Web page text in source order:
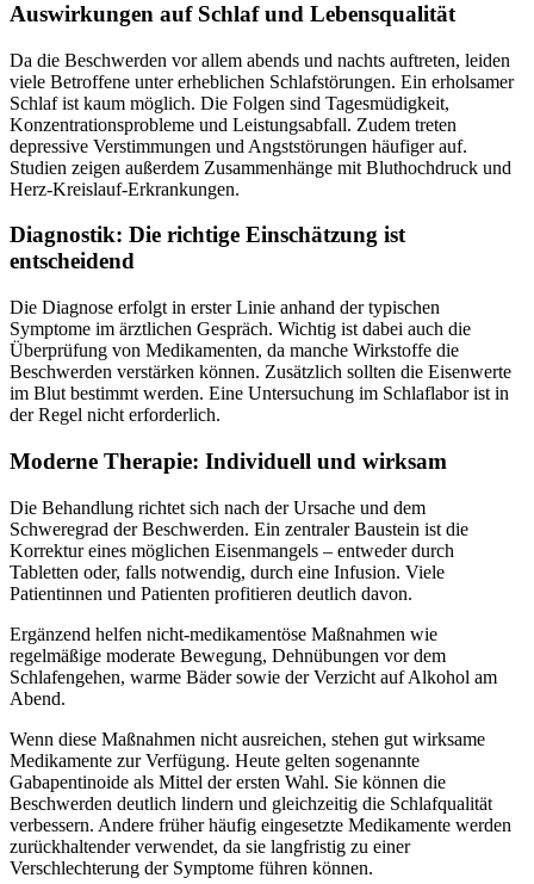
Auswirkungen auf Schlaf und Lebensqualität
Da die Beschwerden vor allem abends und nachts auftreten, leiden
viele Betroffene unter erheblichen Schlafstörungen. Ein erholsamer
Schlaf ist kaum möglich. Die Folgen sind Tagesmüdigkeit,
Konzentrationsprobleme und Leistungsabfall. Zudem treten
depressive Verstimmungen und Angststörungen häufiger auf.
Studien zeigen außerdem Zusammenhänge mit Bluthochdruck und
Herz-Kreislauf-Erkrankungen.
Diagnostik: Die richtige Einschätzung ist
entscheidend
Die Diagnose erfolgt in erster Linie anhand der typischen
Symptome im ärztlichen Gespräch. Wichtig ist dabei auch die
Überprüfung von Medikamenten, da manche Wirkstoffe die
Beschwerden verstärken können. Zusätzlich sollten die Eisenwerte
im Blut bestimmt werden. Eine Untersuchung im Schlaflabor ist in
der Regel nicht erforderlich.
Moderne Therapie: Individuell und wirksam
Die Behandlung richtet sich nach der Ursache und dem
Schweregrad der Beschwerden. Ein zentraler Baustein ist die
Korrektur eines möglichen Eisenmangels – entweder durch
Tabletten oder, falls notwendig, durch eine Infusion. Viele
Patientinnen und Patienten profitieren deutlich davon.
Ergänzend helfen nicht-medikamentöse Maßnahmen wie
regelmäßige moderate Bewegung, Dehnübungen vor dem
Schlafengehen, warme Bäder sowie der Verzicht auf Alkohol am
Abend.
Wenn diese Maßnahmen nicht ausreichen, stehen gut wirksame
Medikamente zur Verfügung. Heute gelten sogenannte
Gabapentinoide als Mittel der ersten Wahl. Sie können die
Beschwerden deutlich lindern und gleichzeitig die Schlafqualität
verbessern. Andere früher häufig eingesetzte Medikamente werden
zurückhaltender verwendet, da sie langfristig zu einer
Verschlechterung der Symptome führen können.